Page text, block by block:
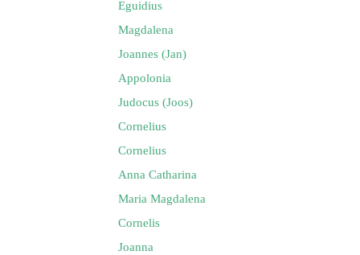
Eguidius
Magdalena
Joannes (Jan)
Appolonia
Judocus (Joos)
Cornelius
Cornelius
Anna Catharina
Maria Magdalena
Cornelis
Joanna